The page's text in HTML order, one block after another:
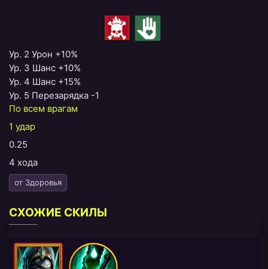
Ур. 2 Урон +10%
Ур. 3 Шанс +10%
Ур. 4 Шанс +15%
Ур. 5 Перезарядка -1
По всем врагам
1 удар
0.25
4 хода
от Здоровья
СХОЖИЕ СКИЛЫ